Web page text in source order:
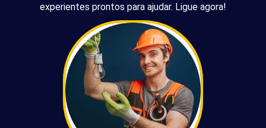
experientes prontos para ajudar. Ligue agora!